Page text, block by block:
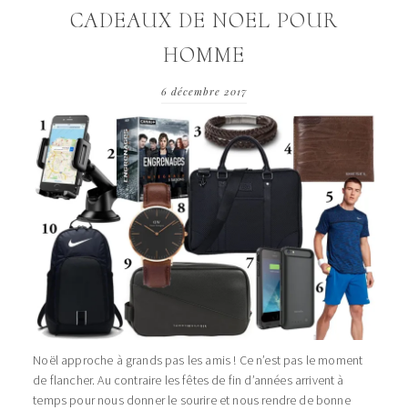
CADEAUX DE NOEL POUR
HOMME
6 décembre 2017
Noël approche à grands pas les amis ! Ce n’est pas le moment
de flancher. Au contraire les fêtes de fin d’années arrivent à
temps pour nous donner le sourire et nous rendre de bonne